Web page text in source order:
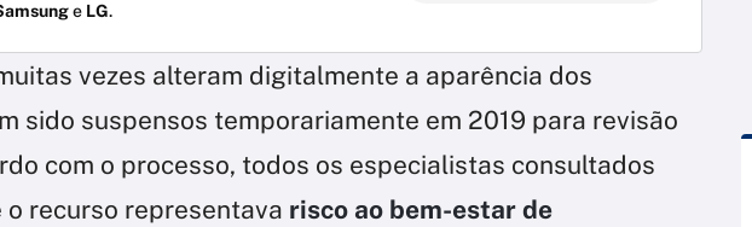
e LG.
vezes alteram digitalmente a aparência dos
sido suspensos temporariamente em 2019 para revisão
com o processo, todos os especialistas consultados
o recurso representava risco ao bem-estar de